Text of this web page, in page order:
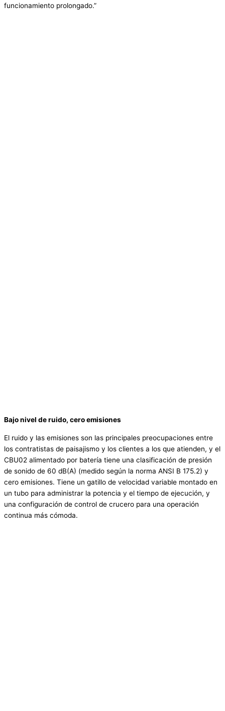
funcionamiento prolongado.”
Bajo nivel de ruido, cero emisiones
El ruido y las emisiones son las principales preocupaciones entre
los contratistas de paisajismo y los clientes a los que atienden, y el
CBU02 alimentado por batería tiene una clasificación de presión
de sonido de 60 dB(A) (medido según la norma ANSI B 175.2) y
cero emisiones. Tiene un gatillo de velocidad variable montado en
un tubo para administrar la potencia y el tiempo de ejecución, y
una configuración de control de crucero para una operación
continua más cómoda.